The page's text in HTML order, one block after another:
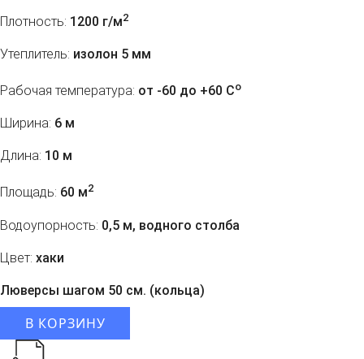
Плотность: 1200 г/м2
Утеплитель: изолон 5 мм
Рабочая температура: от -60 до +60 Co
Ширина: 6 м
Длина: 10 м
Площадь: 60 м2
Водоупорность: 0,5 м, водного столба
Цвет: хаки
Люверсы шагом 50 см. (кольца)
В КОРЗИНУ